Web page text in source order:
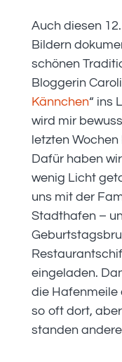
Auch diesen
Bildern
schönen
Bloggerin
Kännchen“ ins
wird mir
letzten
Dafür haben
wenig Licht
uns mit der
Stadthafen –
eingeladen.
die Hafenmeile
so oft dort,
standen